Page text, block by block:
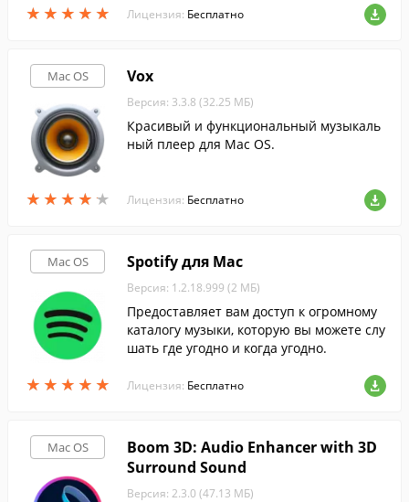
★ ★ ★ ★ ★
★ ★ ★ ★ ★ Лицензия: Бесплатно
Mac OS
★ ★ ★ ★ ★
★ ★ ★ ★ ★
Vox
Версия: 3.3.8 (32.25 МБ)
Красивый и функциональный музыкаль
ный плеер для Mac OS.
Лицензия: Бесплатно
Mac OS
★ ★ ★ ★ ★
★ ★ ★ ★ ★
Spotify для Mac
Версия: 1.2.18.999 (2 МБ)
Предоставляет вам доступ к огромному
каталогу музыки, которую вы можете слу
шать где угодно и когда угодно.
Лицензия: Бесплатно
Mac OS
Boom 3D: Audio Enhancer with 3D
Surround Sound
Версия: 2.3.0 (47.13 МБ)